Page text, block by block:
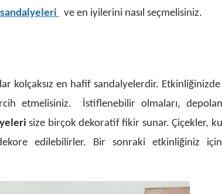
ve en iyilerini nasıl seçmelisiniz.
kolçaksız en hafif sandalyelerdir.
etmelisiniz. İstiflenebilir olmaları,
size birçok dekoratif fikir sunar. Çiçekler,
edilebilirler. Bir sonraki etkinliğiniz